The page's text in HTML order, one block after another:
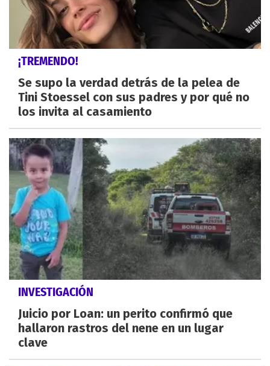
¡TREMENDO!
Se supo la verdad detrás de la pelea de
Tini Stoessel con sus padres y por qué no
los invita al casamiento
INVESTIGACIÓN
Juicio por Loan: un perito confirmó que
hallaron rastros del nene en un lugar
clave